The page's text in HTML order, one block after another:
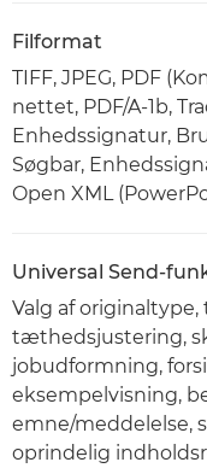
Filformat
TIFF, JPEG, PDF
nettet, PDF/A-1b,
Enhedssignatur,
Søgbar,
Open XML
Universal Send-
Valg af
tæthedsjustering,
jobudformning,
eksempelvisning,
emne/meddelelse,
oprindelig